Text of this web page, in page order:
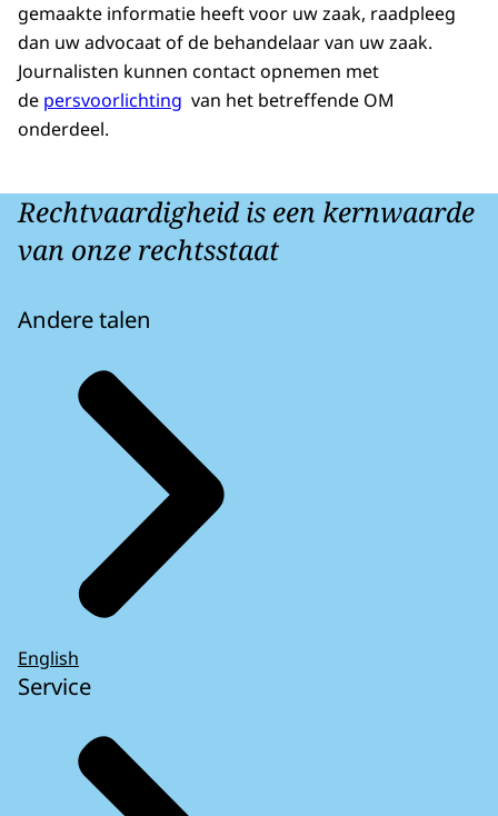
gemaakte informatie heeft voor uw zaak, raadpleeg
dan uw advocaat of de behandelaar van uw zaak.
Journalisten kunnen contact opnemen met
de persvoorlichting van het betreffende OM
onderdeel.
Rechtvaardigheid is een kernwaarde
van onze rechtsstaat
Andere talen
English
Service